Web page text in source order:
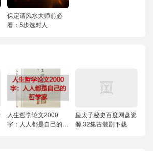
保定请风水大师前必
看：5步选对人
人生哲学论文2000
字：人人都是自己的哲
皇太子秘史百度网盘资
源 32集古装剧下载